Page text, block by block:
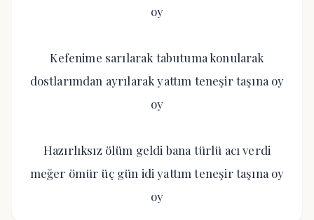
oy
Kefenime sarılarak tabutuma konularak
dostlarımdan ayrılarak yattım teneşir taşına oy
oy
Hazırlıksız ölüm geldi bana türlü acı verdi
meğer ömür üç gün idi yattım teneşir taşına oy
oy